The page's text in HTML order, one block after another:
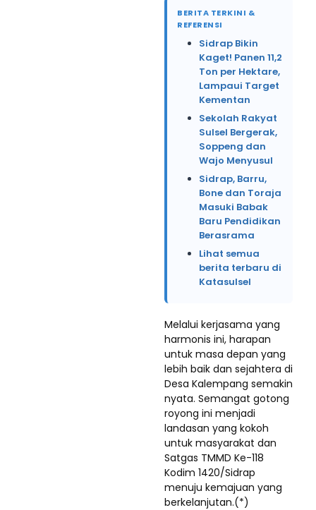
BERITA TERKINI &
REFERENSI
Sidrap Bikin
Kaget! Panen 11,2
Ton per Hektare,
Lampaui Target
Kementan
Sekolah Rakyat
Sulsel Bergerak,
Soppeng dan
Wajo Menyusul
Sidrap, Barru,
Bone dan Toraja
Masuki Babak
Baru Pendidikan
Berasrama
Lihat semua
berita terbaru di
Katasulsel
Melalui kerjasama yang
harmonis ini, harapan
untuk masa depan yang
lebih baik dan sejahtera di
Desa Kalempang semakin
nyata. Semangat gotong
royong ini menjadi
landasan yang kokoh
untuk masyarakat dan
Satgas TMMD Ke-118
Kodim 1420/Sidrap
menuju kemajuan yang
berkelanjutan.(*)